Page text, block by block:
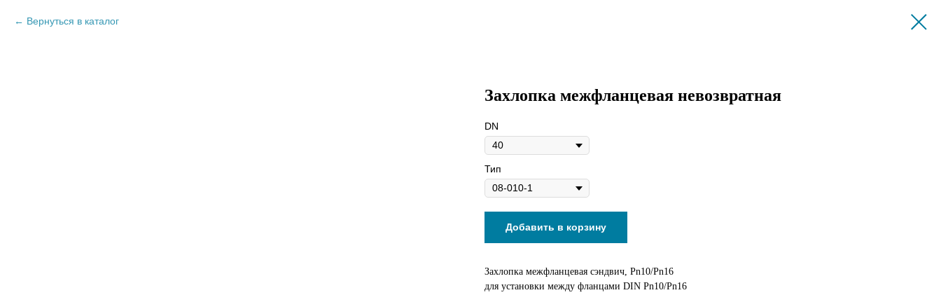
Вернуться в каталог
Захлопка межфланцевая невозвратная
DN
Тип
Добавить в корзину
Захлопка межфланцевая сэндвич, Pn10/Pn16
для установки между фланцами DIN Pn10/Pn16